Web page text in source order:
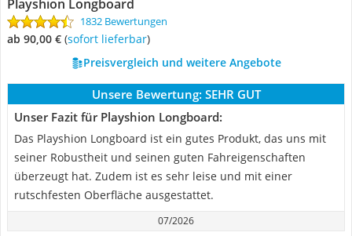
Playshion Longboard
1832 Bewertungen
ab 90,00 € ( Sofort lieferbar)
Preisvergleich und weitere Angebote
Unsere Bewertung: SEHR GUT
Unser Fazit für Playshion Longboard:
Das Playshion Longboard ist ein gutes Produkt, das uns mit
seiner Robustheit und seinen guten Fahreigenschaften
überzeugt hat. Zudem ist es sehr leise und mit einer
rutschfesten Oberfläche ausgestattet.
07/2026